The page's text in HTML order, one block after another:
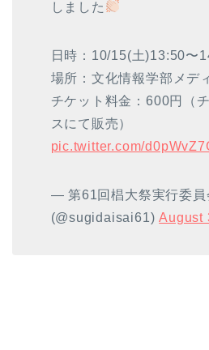
しました
日時：10/15(土)13:50〜
場所：文化情報学部メデ
チケット料金：600円（
スにて販売）
pic.twitter.com/
— 第61回椙大祭実行委員
(@sugidaisai61)August